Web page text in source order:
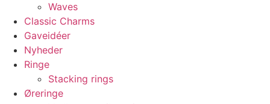
Waves
Classic Charms
Gaveidéer
Nyheder
Ringe
Stacking rings
Øreringe